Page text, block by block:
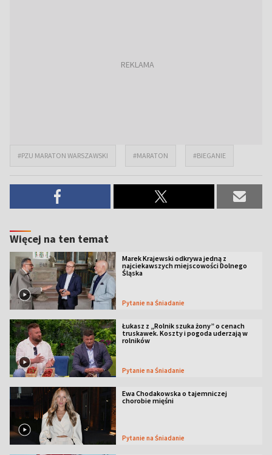
#PZU MARATON WARSZAWSKI #MARATON #BIEGANIE
Więcej na ten temat
Marek Krajewski odkrywa jedną z
najciekawszych miejscowości Dolnego
Śląska
Pytanie na Śniadanie
Łukasz z „Rolnik szuka żony” o cenach
truskawek. Koszty i pogoda uderzają w
rolników
Pytanie na Śniadanie
Ewa Chodakowska o tajemniczej
chorobie mięśni
Pytanie na Śniadanie